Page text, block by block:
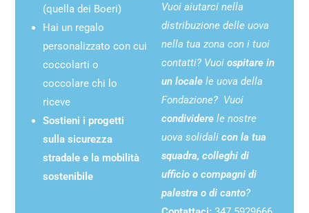
(quella dei Boeri)
Hai un regalo
personalizzato con cui
coccolarti o
coccolare chi lo
riceve
Sostieni i progetti
sulla sicurezza
stradale e la mobilità
sostenibile
Vuoi aiutarci nella
distribuzione delle uova
nella tua zona con i tuoi
contatti? Vuoi ospitare in
un locale le uova della
Fondazione? Vuoi
condividere le nostre
uova solidali con la tua
squadra, colleghi di
ufficio o compagni di
palestra o di canto?